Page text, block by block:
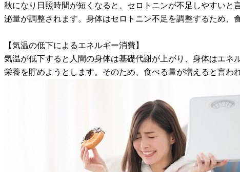
秋になり日照時間が短くなると、セロトニンが不足しやすい
泌量が調整されます。身体はセロトニン不足を調整するため、
【気温の低下によるエネルギー消費】
気温が低下すると人間の身体は基礎代謝が上がり、身体はエ
栄養を貯めようとします。そのため、食べる量が増えると言わ